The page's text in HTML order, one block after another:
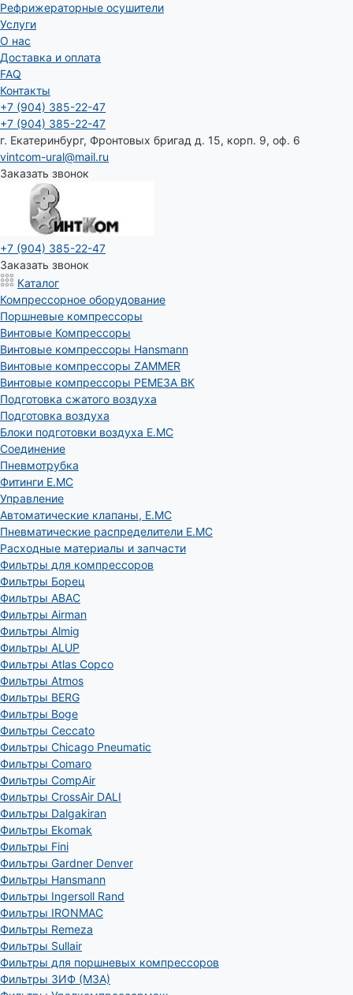
Рефрижераторные осушители
Услуги
О нас
Доставка и оплата
FAQ
Контакты
+7 (904) 385-22-47
+7 (904) 385-22-47
г. Екатеринбург, Фронтовых бригад д. 15, корп. 9, оф. 6
vintcom-ural@mail.ru
Заказать звонок
+7 (904) 385-22-47
Заказать звонок
Каталог
Компрессорное оборудование
Поршневые компрессоры
Винтовые Компрессоры
Винтовые компрессоры Hansmann
Винтовые компрессоры ZAMMER
Винтовые компрессоры РЕМЕЗА ВК
Подготовка сжатого воздуха
Подготовка воздуха
Блоки подготовки воздуха E.MC
Соединение
Пневмотрубка
Фитинги E.MC
Управление
Автоматические клапаны, Е.МС
Пневматические распределители E.MC
Расходные материалы и запчасти
Фильтры для компрессоров
Фильтры Борец
Фильтры ABAC
Фильтры Airman
Фильтры Almig
Фильтры ALUP
Фильтры Atlas Copco
Фильтры Atmos
Фильтры BERG
Фильтры Boge
Фильтры Ceccato
Фильтры Chicago Pneumatic
Фильтры Comaro
Фильтры CompAir
Фильтры CrossAir DALI
Фильтры Dalgakiran
Фильтры Ekomak
Фильтры Fini
Фильтры Gardner Denver
Фильтры Hansmann
Фильтры Ingersoll Rand
Фильтры IRONMAC
Фильтры Remeza
Фильтры Sullair
Фильтры для поршневых компрессоров
Фильтры ЗИФ (МЗА)